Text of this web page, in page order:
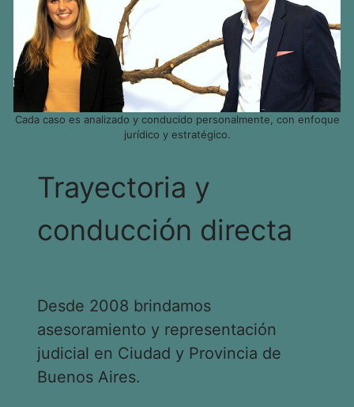
Cada caso es analizado y conducido personalmente, con enfoque
jurídico y estratégico.
Trayectoria y
conducción directa
Desde 2008 brindamos
asesoramiento y representación
judicial en Ciudad y Provincia de
Buenos Aires.